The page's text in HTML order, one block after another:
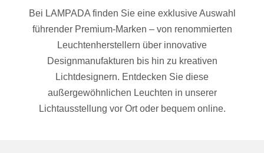
Bei LAMPADA finden Sie eine exklusive Auswahl
führender Premium-Marken – von renommierten
Leuchtenherstellern über innovative
Designmanufakturen bis hin zu kreativen
Lichtdesignern. Entdecken Sie diese
außergewöhnlichen Leuchten in unserer
Lichtausstellung vor Ort oder bequem online.